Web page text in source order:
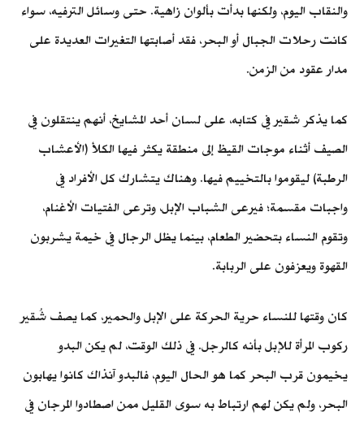
والنقاب اليوم، ولكنها بدأت بألوان زاهية. حتى وسائل الترفيه، سواء
كانت رحلات الجبال أو البحر، فقد أصابتها التغيرات العديدة على
مدار عقود من الزمن.
كما يذكر شقير في كتابه، على لسان أحد المشايخ، أنهم ينتقلون في
الصيف أثناء موجات القيظ إلى منطقة يكثر فيها الكلأ (الأعشاب
الرطبة) ليقوموا بالتخييم فيها. وهناك يتشارك كل الأفراد في
واجبات مقسمة؛ فيرعى الشباب الإبل، وترعى الفتيات الأغنام،
وتقوم النساء بتحضير الطعام، بينما يظل الرجال في خيمة يشربون
القهوة ويعزفون على الربابة.
كان وقتها للنساء حرية الحركة على الإبل والحمير، كما يصف شُقير
ركوب المرأة للإبل بأنه كالرجل. في ذلك الوقت، لم يكن البدو
يخيمون قرب البحر كما هو الحال اليوم، فالبدو آنذاك كانوا يهابون
البحر، ولم يكن لهم ارتباط به سوى القليل ممن اصطادوا المرجان في